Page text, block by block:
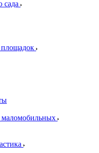
сада
маломобильных